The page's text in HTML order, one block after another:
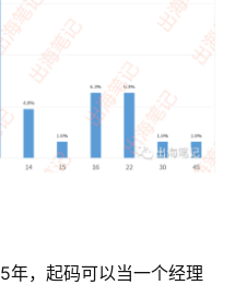
年，起码可以当一个经理